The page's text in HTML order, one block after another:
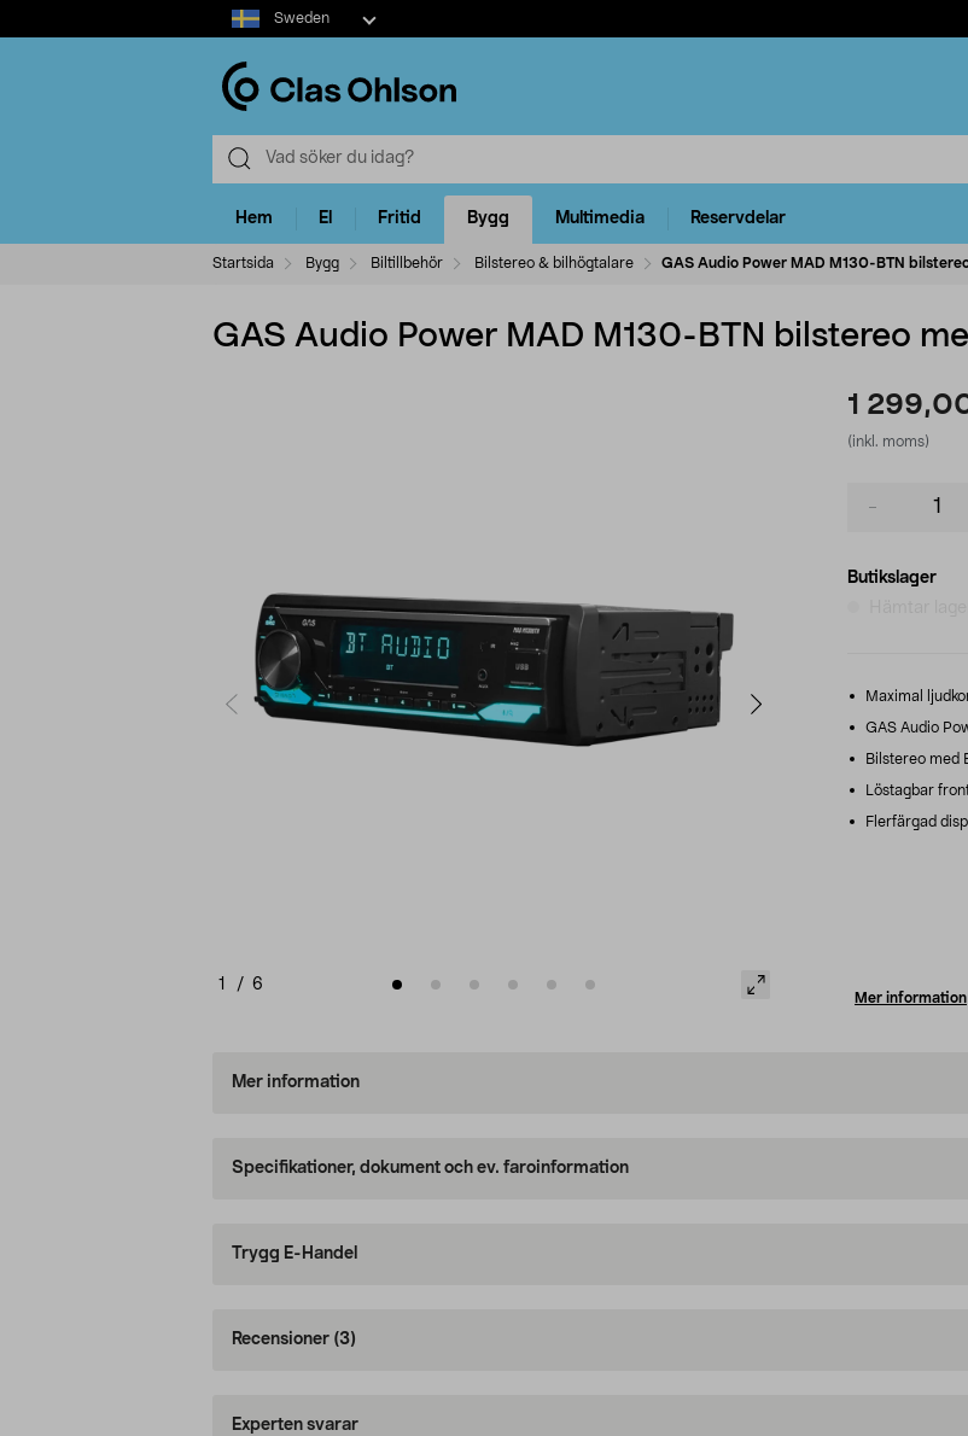
Select
market
Sweden
Hem El Fritid Bygg Multimedia Reservdelar
Startsida Bygg Biltillbehör Bilstereo & bilhögtalare GAS Audio Power MAD M130-BTN
GAS Audio Power MAD M130-BTN bilstereo
1 / 6
1
(inkl. moms)
Butikslager
Maximal
GAS Audio
Bilstereo med
Löstagbar
Flerfärgad
Mer information
Mer information
Specifikationer, dokument och ev. faroinformation
Trygg E-Handel
Recensioner (3)
Experten svarar